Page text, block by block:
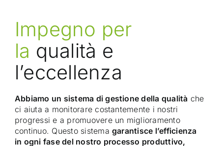
Impegno per
la qualità e
l’eccellenza
Abbiamo un sistema di gestione della qualità che
ci aiuta a monitorare costantemente i nostri
progressi e a promuovere un miglioramento
continuo. Questo sistema garantisce l’efficienza
in ogni fase del nostro processo produttivo,